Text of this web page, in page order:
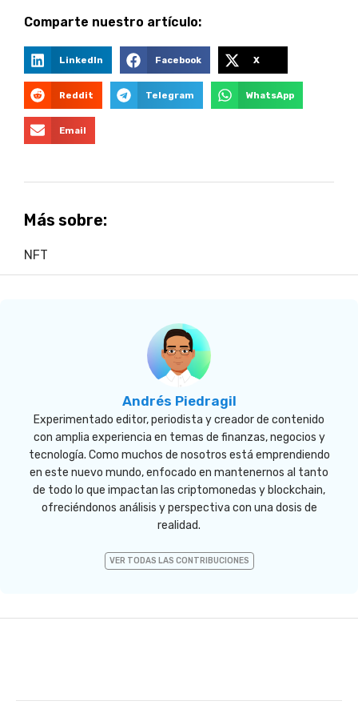
Comparte nuestro artículo:
LinkedIn Facebook X
Reddit Telegram WhatsApp
Email
Más sobre:
NFT
Andrés Piedragil
Experimentado editor, periodista y creador de contenido
con amplia experiencia en temas de finanzas, negocios y
tecnología. Como muchos de nosotros está emprendiendo
en este nuevo mundo, enfocado en mantenernos al tanto
de todo lo que impactan las criptomonedas y blockchain,
ofreciéndonos análisis y perspectiva con una dosis de
realidad.
VER TODAS LAS CONTRIBUCIONES